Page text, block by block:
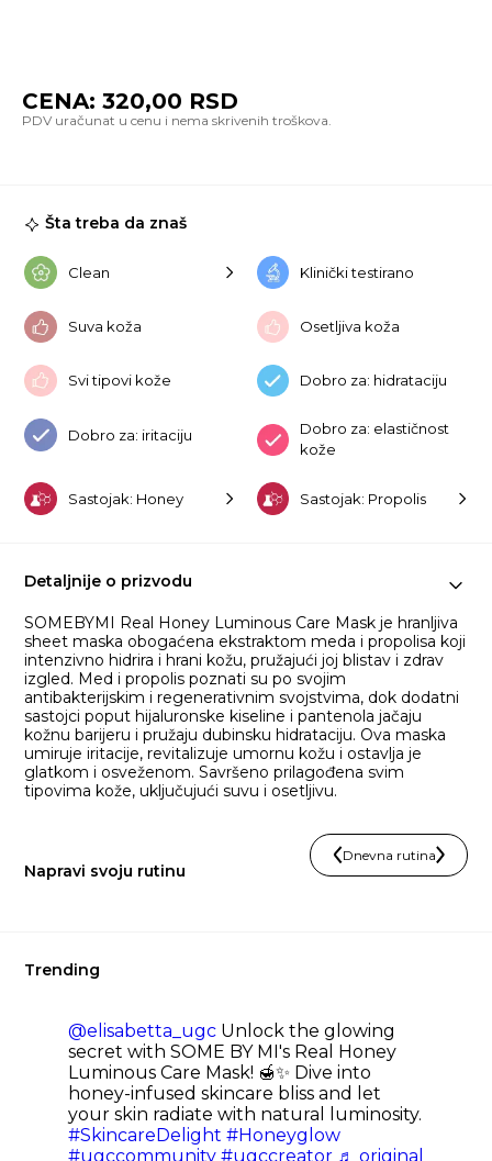
CENA: 320,00 RSD
Šta treba da znaš
Clean Klinički testirano
Suva koža Osetljiva koža
Svi tipovi kože Dobro za: hidrataciju
Dobro za: iritaciju
Dobro za: elastičnost
kože
Sastojak: Honey Sastojak: Propolis
Detaljnije o prizvodu
SOMEBYMI Real Honey Luminous Care Mask je hranljiva
sheet maska obogaćena ekstraktom meda i propolisa koji
intenzivno hidrira i hrani kožu, pružajući joj blistav i zdrav
izgled. Med i propolis poznati su po svojim
antibakterijskim i regenerativnim svojstvima, dok dodatni
sastojci poput hijaluronske kiseline i pantenola jačaju
kožnu barijeru i pružaju dubinsku hidrataciju. Ova maska
umiruje iritacije, revitalizuje umornu kožu i ostavlja je
glatkom i osveženom. Savršeno prilagođena svim
tipovima kože, uključujući suvu i osetljivu.
Napravi svoju rutinu
Dnevna rutina
Trending
@elisabetta_ugc Unlock the glowing
secret with SOME BY MI's Real Honey
Luminous Care Mask! 🍯✨ Dive into
honey-infused skincare bliss and let
your skin radiate with natural luminosity.
#SkincareDelight #Honeyglow
#ugccommunity #ugccreator ♬ original